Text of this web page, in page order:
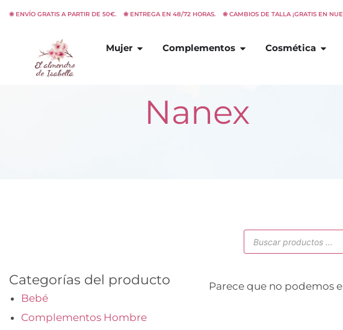
❀ ENVÍO GRATIS A PARTIR DE 50€. ❀ ENTREGA EN 48/72 HORAS. ❀ CAMBIOS DE TALLA ¡GRATIS EN
Mujer Abrir Mujer
Complementos Abrir Complementos
Cosmética Abrir
Nanex
Búsqueda
de
productos
Categorías del producto
Bebé
Complementos Hombre
Parece que no podemos